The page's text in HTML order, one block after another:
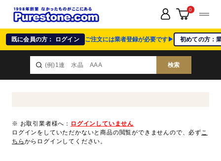
既に会員の方： ログイン ご注文には業者登録が必要です▶ 初めての方：
検索
0
※ お取引業者様へ： ログインしていません
ログインをしていただかないと商品の閲覧ができませんので、必ずこ
ちら からログインしてください。